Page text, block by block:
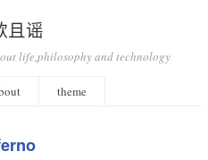
且谣
life,philosophy and technology
theme